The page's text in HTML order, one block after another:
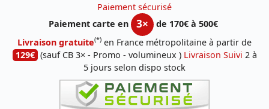
Paiement sécurisé
Paiement carte en
3×
de 170€ à 500€
Livraison gratuite(*) en France métropolitaine à partir de
129€ (sauf CB 3× - Promo - volumineux ) Livraison Suivi 2 à
5 jours selon dispo stock